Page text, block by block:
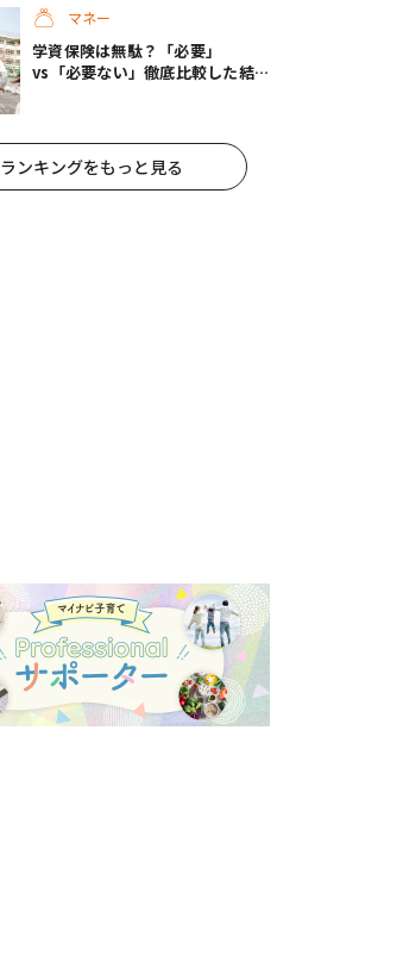
マネー
学資保険は無駄？「必要」
vs「必要ない」徹底比較した結
ランキングをもっと見る